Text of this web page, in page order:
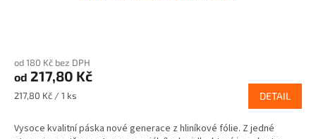
od 180 Kč bez DPH
od 217,80 Kč
Měrná
217,80 Kč / 1 ks DETAIL
Vysoce kvalitní páska nové generace z hliníkové fólie. Z jedné